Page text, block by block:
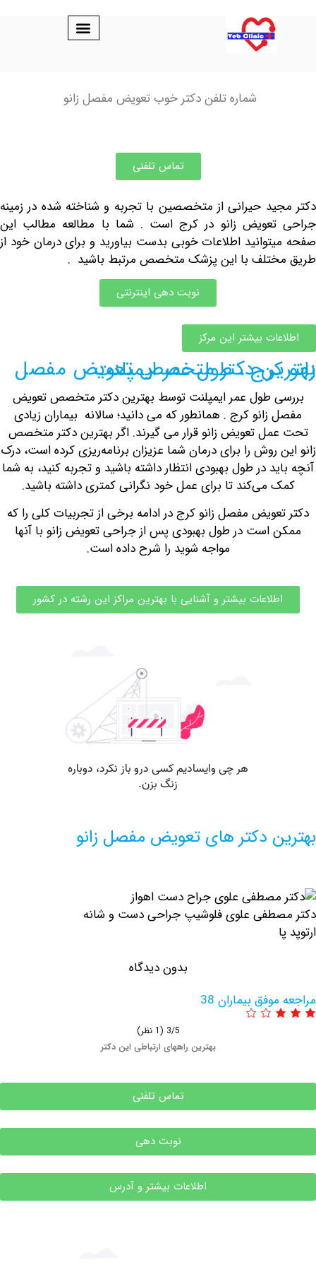
شماره تلفن دکتر خوب تعویض مفصل زانو
تماس تلفنی
حیرانی از متخصصین با تجربه و شناخته شده در زمینه
زانو در کرج است . شما با مطالعه مطالب این
اطلاعات خوبی بدست بیاورید و برای درمان خود از
با این پزشک متخصص مرتبط باشید .
نوبت دهی اینترنتی
بیشتر این مرکز
متخصص تعویض مفصل زانو کرج ، طول عمر ایمپلنت
طول عمر ایمپلنت توسط بهترین دکتر متخصص تعویض
زانو کرج . همانطور که می دانید؛ سالانه بیماران زیادی
تعویض زانو قرار می گیرند. اگربهترین دکتر متخصص
را برای درمان شما عزیزان برنامه‌ریزی کرده است، درک
در طول بهبودی انتظار داشته باشید و تجربه کنید، به شما
می‌کند تا برای عمل خود نگرانی کمتری داشته باشید.
مفصل زانو کرج در ادامه برخی از تجربیات کلی را که
است در طول بهبودی پس از جراحی تعویض زانو با آنها
مواجه شوید را شرح داده است.
بیشتر و آشنایی با بهترین مراکز این رشته در کشور
دکتر های تعویض مفصل زانو
علوی فلوشیپ جراحی دست و شانه
بدون دیدگاه
بیماران 38
بهترین راههای ارتباطی این دکتر
تماس تلفنی
نوبت دهی
اطلاعات بیشتر و آدرس